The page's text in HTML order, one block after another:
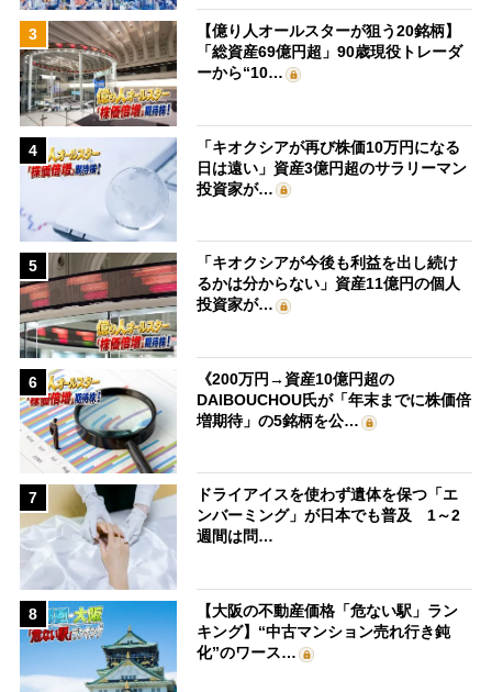
3
【億り人オールスターが狙う20銘柄】
「総資産69億円超」90歳現役トレーダ
ーから“10…
4
「キオクシアが再び株価10万円になる
日は遠い」資産3億円超のサラリーマン
投資家が…
5
「キオクシアが今後も利益を出し続け
るかは分からない」資産11億円の個人
投資家が…
6
《200万円→資産10億円超の
DAIBOUCHOU氏が「年末までに株価倍
増期待」の5銘柄を公…
7
ドライアイスを使わず遺体を保つ「エ
ンバーミング」が日本でも普及 1～2
週間は問…
8
【大阪の不動産価格「危ない駅」ラン
キング】“中古マンション売れ行き鈍
化”のワース…